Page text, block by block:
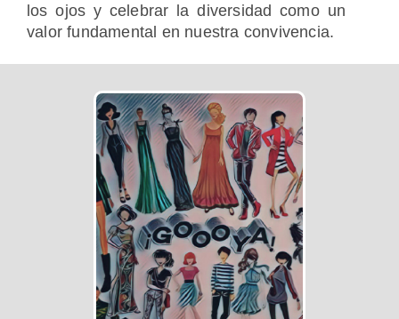
los ojos y celebrar la diversidad como un
valor fundamental en nuestra convivencia.